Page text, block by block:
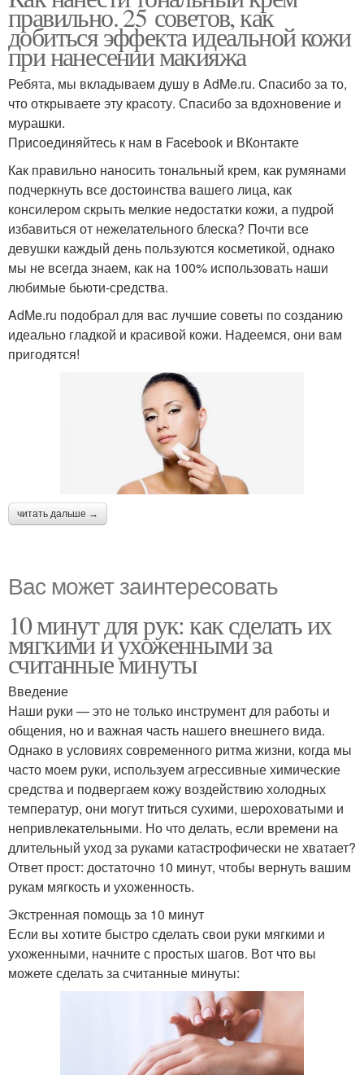
правильно. 25 советов, как
добиться эффекта идеальной кожи
при нанесении макияжа
Ребята, мы вкладываем душу в AdMe.ru. Cпасибо за то,
что открываете эту красоту. Спасибо за вдохновение и
мурашки.
Присоединяйтесь к нам в Facebook и ВКонтакте
Как правильно наносить тональный крем, как румянами
подчеркнуть все достоинства вашего лица, как
консилером скрыть мелкие недостатки кожи, а пудрой
избавиться от нежелательного блеска? Почти все
девушки каждый день пользуются косметикой, однако
мы не всегда знаем, как на 100% использовать наши
любимые бьюти-средства.
AdMe.ru подобрал для вас лучшие советы по созданию
идеально гладкой и красивой кожи. Надеемся, они вам
пригодятся!
читать дальше →
Вас может заинтересовать
10 минут для рук: как сделать их
мягкими и ухоженными за
считанные минуты
Введение
Наши руки — это не только инструмент для работы и
общения, но и важная часть нашего внешнего вида.
Однако в условиях современного ритма жизни, когда мы
часто моем руки, используем агрессивные химические
средства и подвергаем кожу воздействию холодных
температур, они могут trиться сухими, шероховатыми и
непривлекательными. Но что делать, если времени на
длительный уход за руками катастрофически не хватает?
Ответ прост: достаточно 10 минут, чтобы вернуть вашим
рукам мягкость и ухоженность.
Экстренная помощь за 10 минут
Если вы хотите быстро сделать свои руки мягкими и
ухоженными, начните с простых шагов. Вот что вы
можете сделать за считанные минуты: